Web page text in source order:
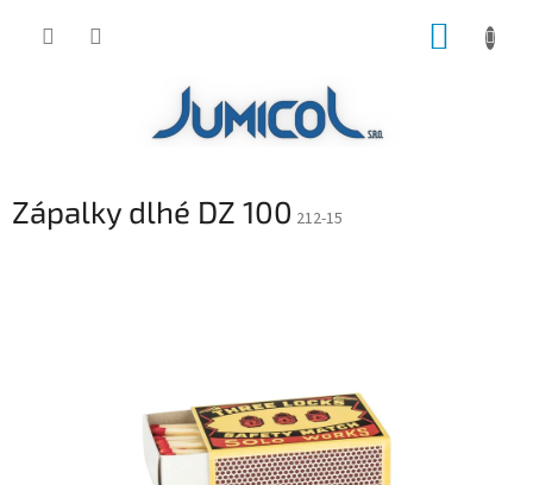
Zápalky dlhé DZ 100 212-15